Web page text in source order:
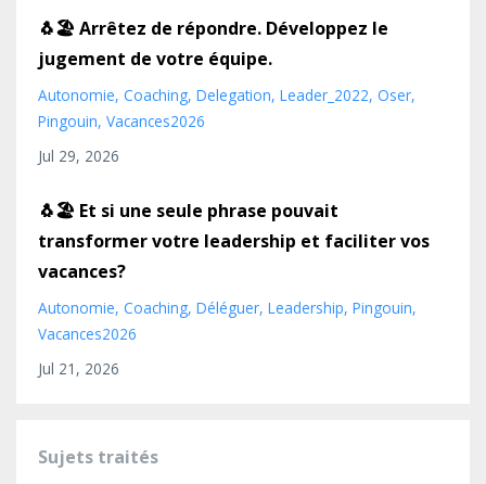
🐧🏖️ Arrêtez de répondre. Développez le
jugement de votre équipe.
Autonomie Coaching Delegation Leader_2022 Oser
Pingouin Vacances2026
Jul 29, 2026
🐧🏖️ Et si une seule phrase pouvait
transformer votre leadership et faciliter vos
vacances?
Autonomie Coaching Déléguer Leadership Pingouin
Vacances2026
Jul 21, 2026
Sujets traités